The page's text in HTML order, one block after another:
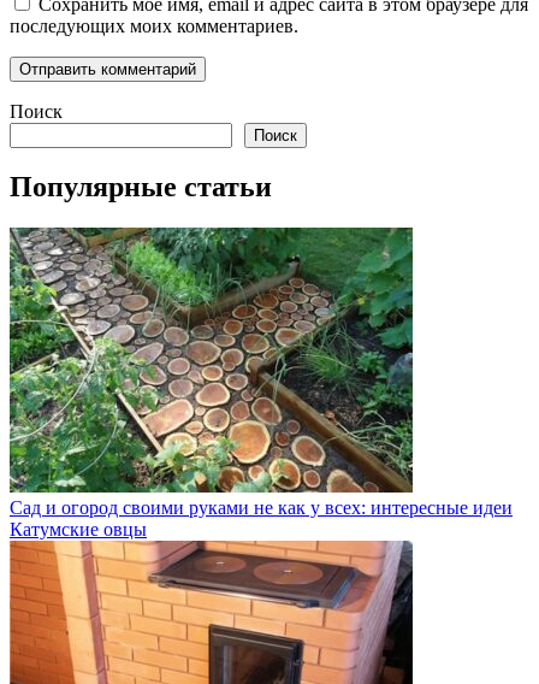
последующих моих комментариев.
Поиск
Поиск
Популярные статьи
Сад и огород своими руками не как у всех: интересные идеи
Катумские овцы